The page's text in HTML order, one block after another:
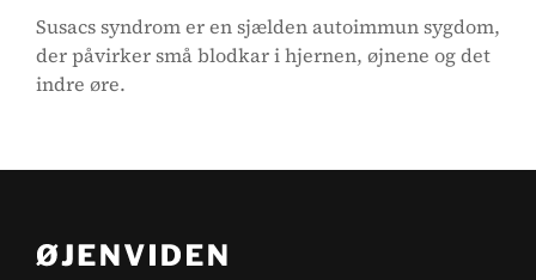
Susacs syndrom er en sjælden autoimmun sygdom,
der påvirker små blodkar i hjernen, øjnene og det
indre øre.